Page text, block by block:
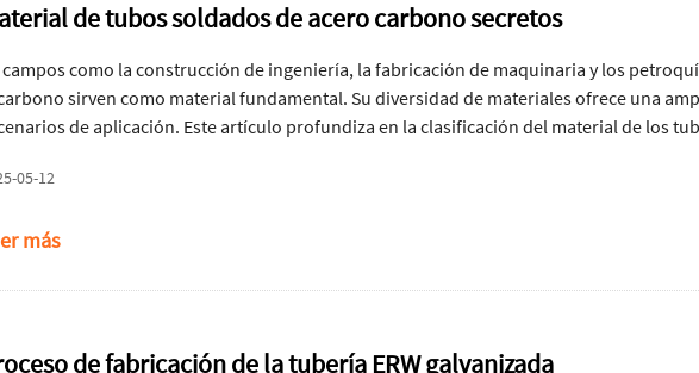
de tubos soldados de acero carbono secretos
campos como la construcción de ingeniería, la fabricación de maquinaria y los
sirven como material fundamental. Su diversidad de materiales ofrece una
de aplicación. Este artículo profundiza en la clasificación del material de los
05-12
más
de fabricación de la tubería ERW galvanizada